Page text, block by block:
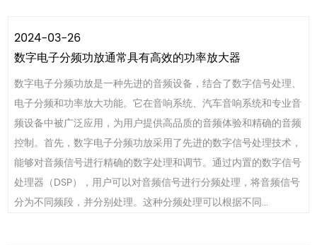
2024-03-26
数字电子分频功放通常具有高效的功率放大器
数字电子分频功放是一种先进的音频设备，结合了数字信号处理、
电子分频和功率放大功能。它在音响系统、汽车音响系统和专业音
频设备中被广泛应用，为用户提供高品质的音频体验和精确的音频
控制。首先，数字电子分频功放采用了先进的数字信号处理技术，
能够对音频信号进行精确的数字处理和调节。通过内置的数字信号
处理器（DSP），用户可以对音频信号进行分频处理，将音频信号
分为不同频段，并分别处理。这种分频处理可以根据不同...